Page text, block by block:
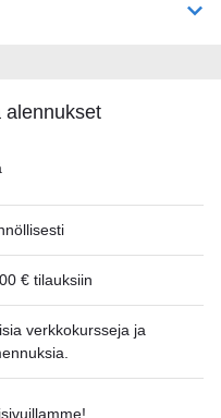
alennukset
€ tilauksiin
verkkokursseja ja